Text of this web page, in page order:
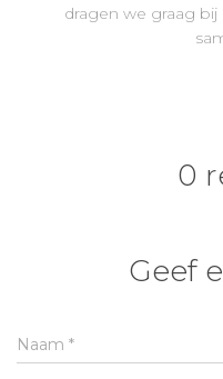
dragen we graag bij
0
Geef
Naam *